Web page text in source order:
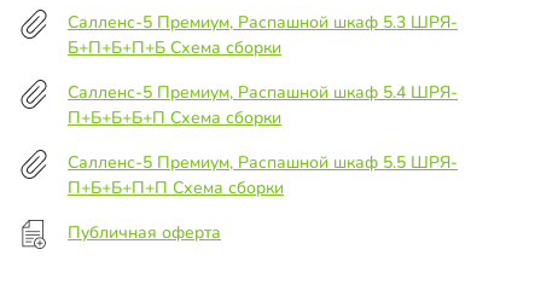
Салленс-5 Премиум, Распашной шкаф 5.3 ШРЯ-
Б+П+Б+П+Б Схема сборки
Салленс-5 Премиум, Распашной шкаф 5.4 ШРЯ-
П+Б+Б+Б+П Схема сборки
Салленс-5 Премиум, Распашной шкаф 5.5 ШРЯ-
П+Б+Б+П+П Схема сборки
Публичная оферта